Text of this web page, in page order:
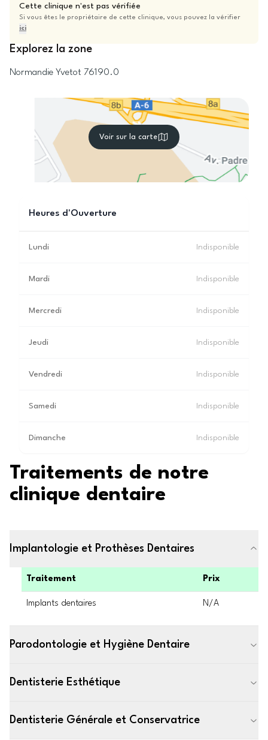
Cette clinique n'est pas vérifiée
Si vous êtes le propriétaire de cette clinique, vous pouvez la vérifier
ici
Explorez la zone
Normandie Yvetot 76190.0
Voir sur la carte
Heures d'Ouverture
Lundi Indisponible
Mardi Indisponible
Mercredi Indisponible
Jeudi Indisponible
Vendredi Indisponible
Samedi Indisponible
Dimanche Indisponible
Traitements de notre
clinique dentaire
Implantologie et Prothèses Dentaires
Traitement Prix
Implants dentaires N/A
Parodontologie et Hygiène Dentaire
Dentisterie Esthétique
Dentisterie Générale et Conservatrice